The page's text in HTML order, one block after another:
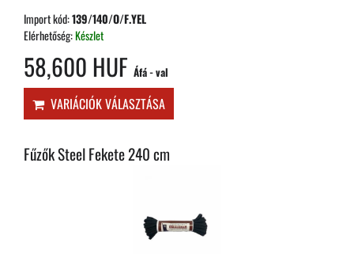
Import kód:139/140/O/F.YEL
Elérhetőség:Készlet
58,600 HUF Áfá - val
VARIÁCIÓK VÁLASZTÁSA
Fűzők Steel Fekete 240 cm